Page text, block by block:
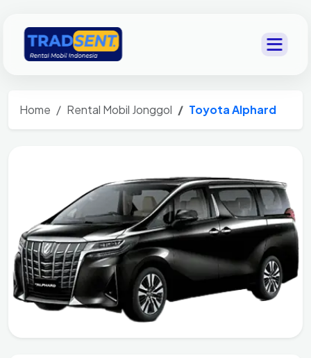
Home Rental Mobil Jonggol Toyota Alphard